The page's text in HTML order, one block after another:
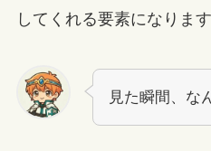
してくれる要素になります
見た瞬間、な